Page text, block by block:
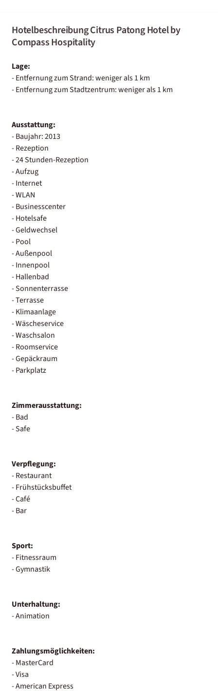
Hotelbeschreibung Citrus Patong Hotel by
Compass Hospitality
Lage:
- Entfernung zum Strand: weniger als 1 km
- Entfernung zum Stadtzentrum: weniger als 1 km
Ausstattung:
- Baujahr: 2013
- Rezeption
- 24 Stunden-Rezeption
- Aufzug
- Internet
- WLAN
- Businesscenter
- Hotelsafe
- Geldwechsel
- Pool
- Außenpool
- Innenpool
- Hallenbad
- Sonnenterrasse
- Terrasse
- Klimaanlage
- Wäscheservice
- Waschsalon
- Roomservice
- Gepäckraum
- Parkplatz
Zimmerausstattung:
- Bad
- Safe
Verpflegung:
- Restaurant
- Frühstücksbuffet
- Café
- Bar
Sport:
- Fitnessraum
- Gymnastik
Unterhaltung:
- Animation
Zahlungsmöglichkeiten:
- MasterCard
- Visa
- American Express